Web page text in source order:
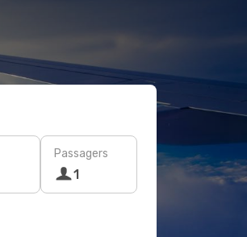
Passagers
1